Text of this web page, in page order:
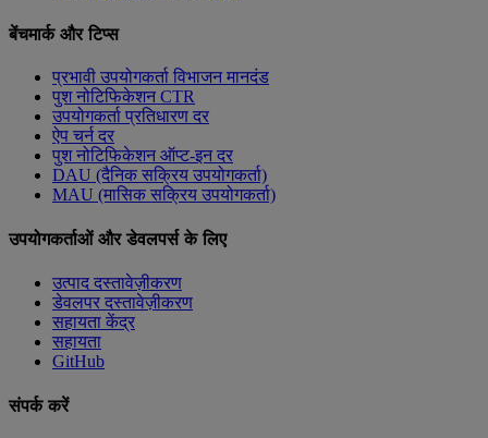
बेंचमार्क और टिप्स
प्रभावी उपयोगकर्ता विभाजन मानदंड
पुश नोटिफिकेशन CTR
उपयोगकर्ता प्रतिधारण दर
ऐप चर्न दर
पुश नोटिफिकेशन ऑप्ट-इन दर
DAU (दैनिक सक्रिय उपयोगकर्ता)
MAU (मासिक सक्रिय उपयोगकर्ता)
उपयोगकर्ताओं और डेवलपर्स के लिए
उत्पाद दस्तावेज़ीकरण
डेवलपर दस्तावेज़ीकरण
सहायता केंद्र
सहायता
GitHub
संपर्क करें